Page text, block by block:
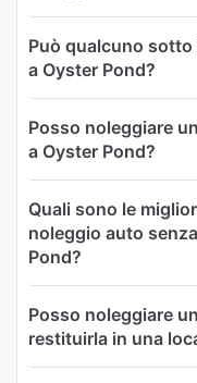
Può qualcuno
a Oyster Pond?
Posso noleggiare
a Oyster Pond?
Quali sono le
noleggio auto
Pond?
Posso noleggiare
restituirla in una